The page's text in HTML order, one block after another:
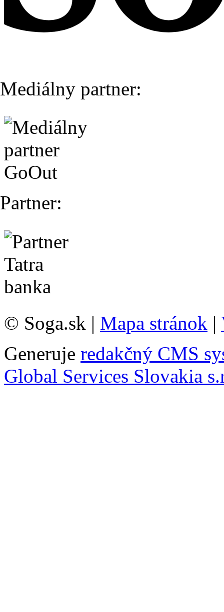
Mediálny partner:
Partner:
© Soga.sk | Mapa stránok |
Generuje redakčný CMS
Global Services Slovakia